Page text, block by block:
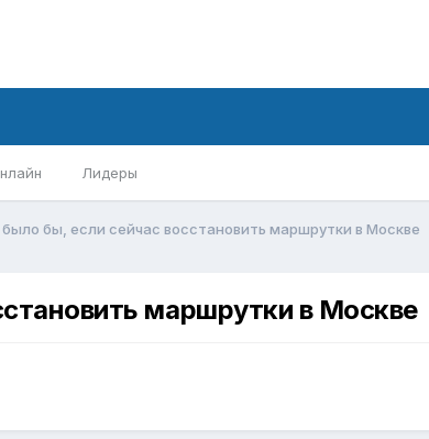
Лидеры
бы, если сейчас восстановить маршрутки в Москве
маршрутки в Москве